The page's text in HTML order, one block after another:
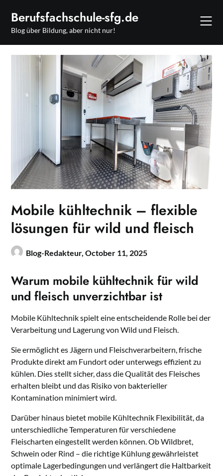
content
Berufsfachschule-sfg.de
Blog über Bildung, aber nicht nur!
Mobile kühltechnik – flexible
lösungen für wild und fleisch
Blog-Redakteur,October 11, 2025
Warum mobile kühltechnik für wild
und fleisch unverzichtbar ist
Mobile Kühltechnik spielt eine entscheidende Rolle bei der
Verarbeitung und Lagerung von Wild und Fleisch.
Sie ermöglicht es Jägern und Fleischverarbeitern, frische
Produkte direkt am Fundort oder unterwegs effizient zu
kühlen. Dies stellt sicher, dass die Qualität des Fleisches
erhalten bleibt und das Risiko von bakterieller
Kontamination minimiert wird.
Darüber hinaus bietet mobile Kühltechnik Flexibilität, da
unterschiedliche Temperaturen für verschiedene
Fleischarten eingestellt werden können. Ob Wildbret,
Schwein oder Rind – die richtige Kühlung gewährleistet
optimale Lagerbedingungen und verlängert die Haltbarkeit